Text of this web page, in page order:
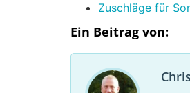
Zuschläge für
Ein Beitrag von: